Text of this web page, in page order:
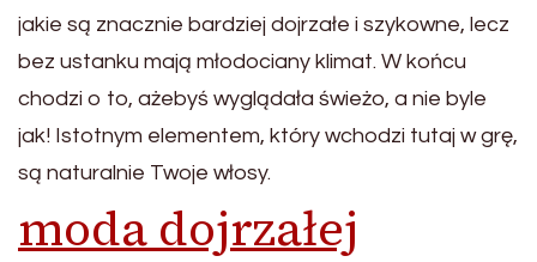
jakie są znacznie bardziej dojrzałe i szykowne, lecz
bez ustanku mają młodociany klimat. W końcu
chodzi o to, ażebyś wyglądała świeżo, a nie byle
jak! Istotnym elementem, który wchodzi tutaj w grę,
są naturalnie Twoje włosy.
moda dojrzałej